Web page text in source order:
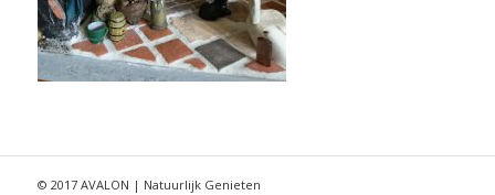
© 2017 AVALON | Natuurlijk Genieten